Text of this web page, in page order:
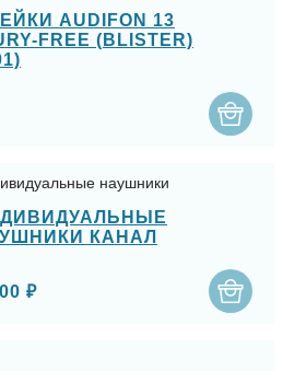
AUDIFON 13
FREE (BLISTER)
наушники
КАНАЛ
₽